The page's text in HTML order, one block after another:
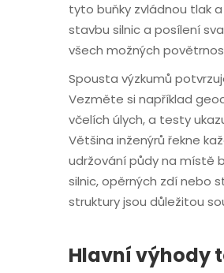
tyto buňky zvládnou tlak
stavbu silnic a posílení
všech možných
Spousta výzkumů
Vezměte si například
včelích úlych, a testy
Většina inženýrů řekne
udržování půdy na místě
silnic, opěrných zdí nebo
struktury jsou důležitou
Hlavní výhody